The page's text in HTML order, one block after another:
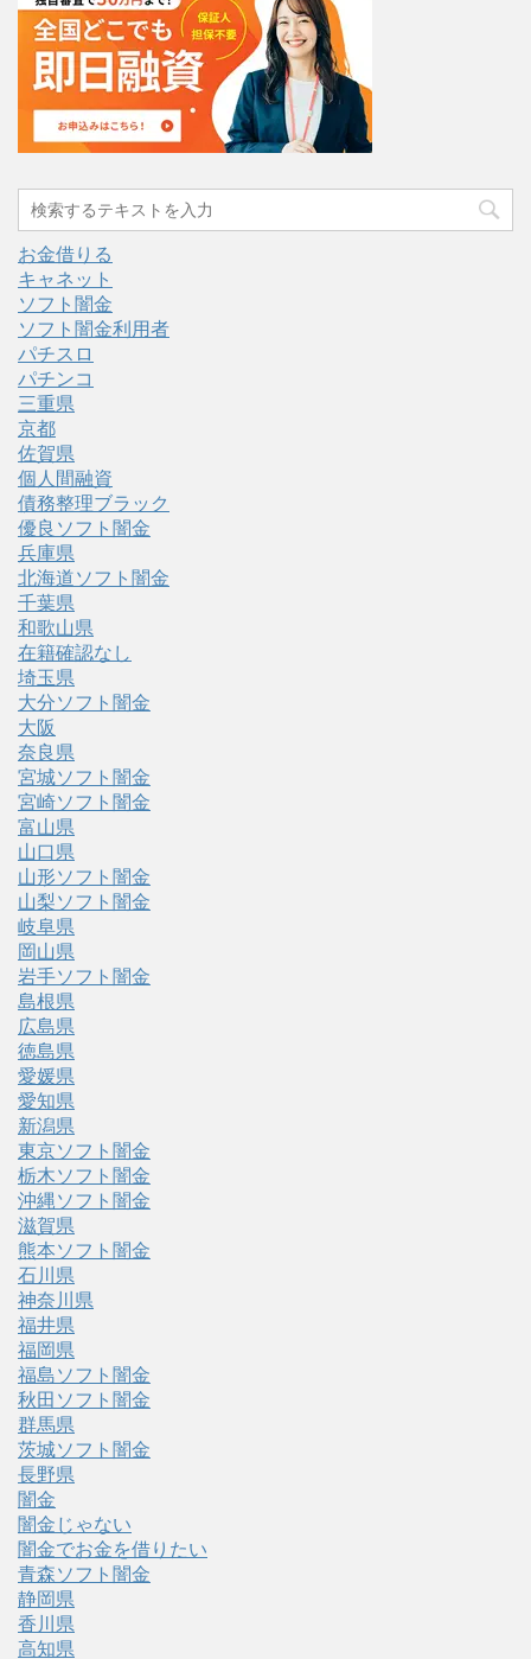
お金借りる
キャネット
ソフト闇金
ソフト闇金利用者
パチスロ
パチンコ
三重県
京都
佐賀県
個人間融資
債務整理ブラック
優良ソフト闇金
兵庫県
北海道ソフト闇金
千葉県
和歌山県
在籍確認なし
埼玉県
大分ソフト闇金
大阪
奈良県
宮城ソフト闇金
宮崎ソフト闇金
富山県
山口県
山形ソフト闇金
山梨ソフト闇金
岐阜県
岡山県
岩手ソフト闇金
島根県
広島県
徳島県
愛媛県
愛知県
新潟県
東京ソフト闇金
栃木ソフト闇金
沖縄ソフト闇金
滋賀県
熊本ソフト闇金
石川県
神奈川県
福井県
福岡県
福島ソフト闇金
秋田ソフト闇金
群馬県
茨城ソフト闇金
長野県
闇金
闇金じゃない
闇金でお金を借りたい
青森ソフト闇金
静岡県
香川県
高知県